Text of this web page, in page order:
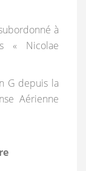
à
« Nicolae
G depuis la
Aérienne